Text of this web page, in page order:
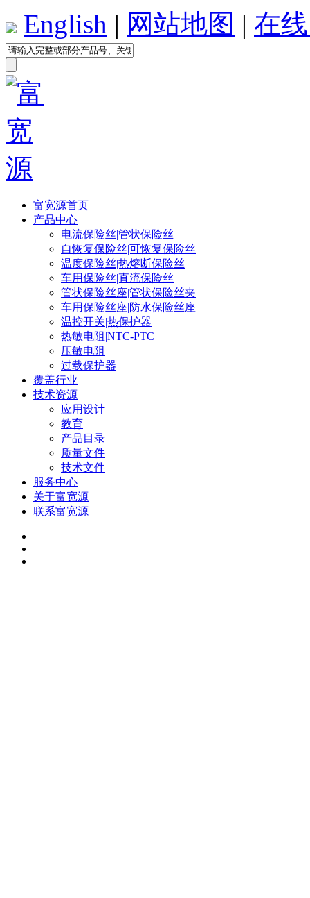
English | 网站地图 | 在
富宽源首页
产品中心
电流保险丝|管状保险丝
自恢复保险丝|可恢复保险丝
温度保险丝|热熔断保险丝
车用保险丝|直流保险丝
管状保险丝座|管状保险丝夹
车用保险丝座|防水保险丝座
温控开关|热保护器
热敏电阻|NTC-PTC
压敏电阻
过载保护器
覆盖行业
技术资源
应用设计
教育
产品目录
质量文件
技术文件
服务中心
关于富宽源
联系富宽源